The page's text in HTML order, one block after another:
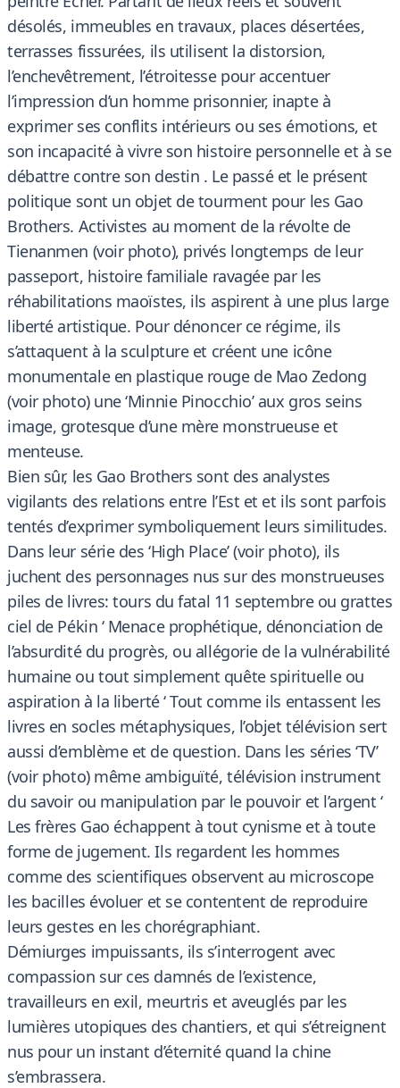
désolés, immeubles en travaux, places désertées,
terrasses fissurées, ils utilisent la distorsion,
l’enchevêtrement, l’étroitesse pour accentuer
l’impression d’un homme prisonnier, inapte à
exprimer ses conflits intérieurs ou ses émotions, et
son incapacité à vivre son histoire personnelle et à se
débattre contre son destin . Le passé et le présent
politique sont un objet de tourment pour les Gao
Brothers. Activistes au moment de la révolte de
Tienanmen (voir photo), privés longtemps de leur
passeport, histoire familiale ravagée par les
réhabilitations maoïstes, ils aspirent à une plus large
liberté artistique. Pour dénoncer ce régime, ils
s’attaquent à la sculpture et créent une icône
monumentale en plastique rouge de Mao Zedong
(voir photo) une ‘Minnie Pinocchio’ aux gros seins
image, grotesque d’une mère monstrueuse et
menteuse.
Bien sûr, les Gao Brothers sont des analystes
vigilants des relations entre l’Est et et ils sont parfois
tentés d’exprimer symboliquement leurs similitudes.
Dans leur série des ‘High Place’ (voir photo), ils
juchent des personnages nus sur des monstrueuses
piles de livres: tours du fatal 11 septembre ou grattes
ciel de Pékin ‘ Menace prophétique, dénonciation de
l’absurdité du progrès, ou allégorie de la vulnérabilité
humaine ou tout simplement quête spirituelle ou
aspiration à la liberté ‘ Tout comme ils entassent les
livres en socles métaphysiques, l’objet télévision sert
aussi d’emblème et de question. Dans les séries ‘TV’
(voir photo) même ambiguïté, télévision instrument
du savoir ou manipulation par le pouvoir et l’argent ‘
Les frères Gao échappent à tout cynisme et à toute
forme de jugement. Ils regardent les hommes
comme des scientifiques observent au microscope
les bacilles évoluer et se contentent de reproduire
leurs gestes en les chorégraphiant.
Démiurges impuissants, ils s’interrogent avec
compassion sur ces damnés de l’existence,
travailleurs en exil, meurtris et aveuglés par les
lumières utopiques des chantiers, et qui s’étreignent
nus pour un instant d’éternité quand la chine
s’embrassera.